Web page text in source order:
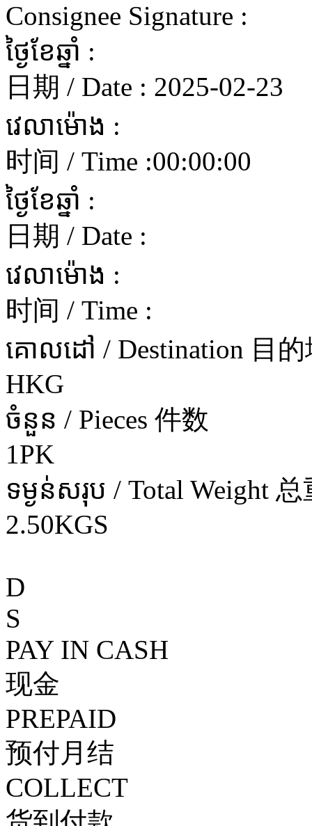
Consignee Signature :
ថ្ងៃខែឆ្នាំ :
日期 / Date : 2025-02-23
វេលាម៉ោង :
时间 / Time :00:00:00
ថ្ងៃខែឆ្នាំ :
日期 / Date :
វេលាម៉ោង :
时间 / Time :
គោលដៅ / Destination 目的
HKG
ចំនួន / Pieces 件数
1PK
ទម្ងន់សរុប / Total Weight 总
2.50KGS
D
S
PAY IN CASH
现金
PREPAID
预付月结
COLLECT